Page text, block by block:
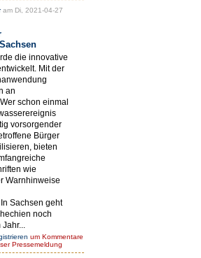
am Di, 2021-04-27
die innovative
Mit der
an
schon einmal
vorsorgender
Bürger
bieten
wie
Warnhinweise
Sachsen geht
noch
um Kommentare
Pressemeldung